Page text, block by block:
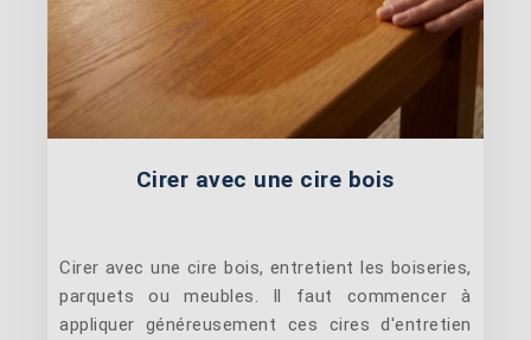
Cirer avec une cire bois
Cirer avec une cire bois, entretient les boiseries,
parquets ou meubles. Il faut commencer à
appliquer généreusement ces cires d'entretien